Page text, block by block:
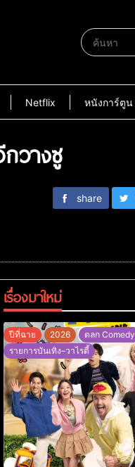
Netflix หนังการ์ตูน
วางซู
share
เรื่องมาใหม่
ปีที่ฉาย 2026
ตลก Comedy
รายการบันเทิง–วาไรตี้